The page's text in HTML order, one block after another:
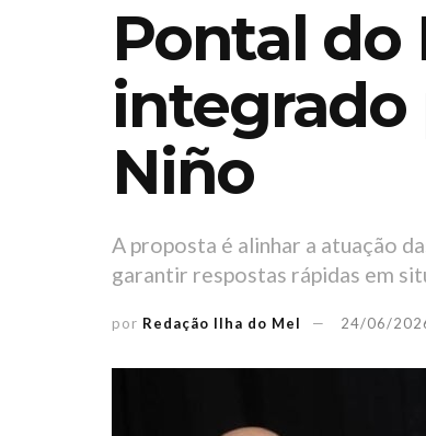
Pontal do
integrado
Niño
A proposta é alinhar a atuação
garantir respostas rápidas em
por Redação Ilha do Mel 24/06/